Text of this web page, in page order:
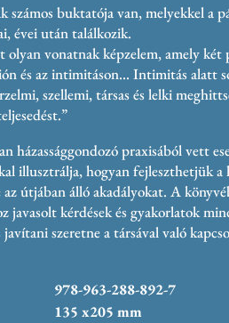
számos buktatója van, melyekkel a
évei után találkozik.
olyan vonatnak képzelem, amely
és az intimitáson… Intimitás alatt
szellemi, társas és lelki
házassággondozó praxisából vett
illusztrálja, hogyan fejleszthetjük a
útjában álló akadályokat. A
javasolt kérdések és gyakorlatok
szeretne a társával való
978-963-288-892-7
135 x205 mm